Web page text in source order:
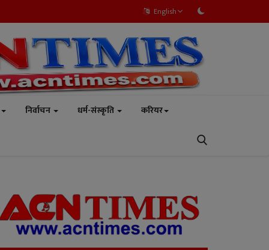
English
निर्वाचन धर्म-संस्कृति करियर